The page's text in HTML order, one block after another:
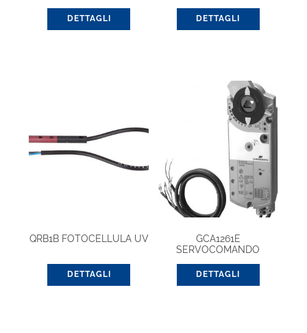
DETTAGLI DETTAGLI
QRB1B FOTOCELLULA UV
DETTAGLI
GCA1261E
SERVOCOMANDO
DETTAGLI